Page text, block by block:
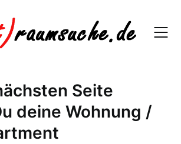
Seite
deine Wohnung /